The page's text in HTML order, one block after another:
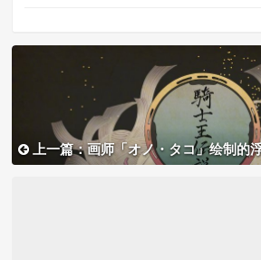
上一篇：画师「オノ・タコ」绘制的